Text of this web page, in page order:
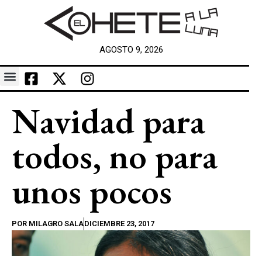
AGOSTO 9, 2026
Navidad para
todos, no para
unos pocos
POR MILAGRO SALADICIEMBRE 23, 2017